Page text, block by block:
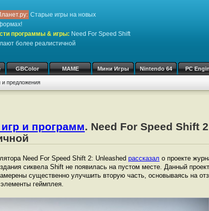
Старые игры на новых
программы & игры: Need For Speed Shift
более реалистичной
GBColor MAME Мини Игры Nintendo 64 PC
предложения
и программ. Need For Speed Shift
Need For Speed Shift 2: Unleashed рассказал о проекте
сиквела Shift не появилась на пустом месте. Данный
существенно улучшить вторую часть, основываясь на
геймплея.